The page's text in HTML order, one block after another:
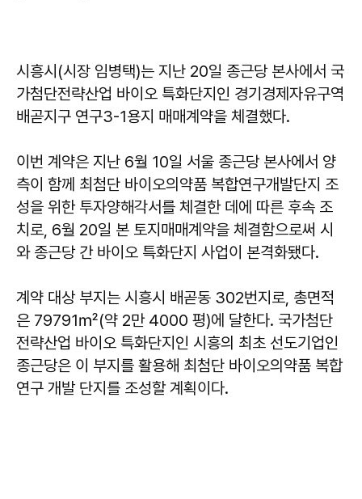
시흥시(시장 임병택)는 지난 20일 종근당 본사에서 국
가첨단전략산업 바이오 특화단지인 경기경제자유구역
배곧지구 연구3-1용지 매매계약을 체결했다.
이번 계약은 지난 6월 10일 서울 종근당 본사에서 양
측이 함께 최첨단 바이오의약품 복합연구개발단지 조
성을 위한 투자양해각서를 체결한 데에 따른 후속 조
치로, 6월 20일 본 토지매매계약을 체결함으로써 시
와 종근당 간 바이오 특화단지 사업이 본격화됐다.
계약 대상 부지는 시흥시 배곧동 302번지로, 총면적
은 79791㎡(약 2만 4000 평)에 달한다. 국가첨단
전략산업 바이오 특화단지인 시흥의 최초 선도기업인
종근당은 이 부지를 활용해 최첨단 바이오의약품 복합
연구 개발 단지를 조성할 계획이다.